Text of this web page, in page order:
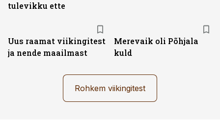
tulevikku ette
Uus raamat viikingitest
ja nende maailmast
Merevaik oli Põhjala
kuld
Rohkem viikingitest